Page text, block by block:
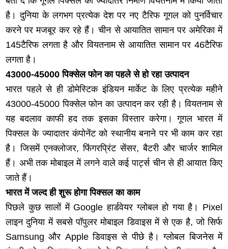
है। दुनिया के लगभग प्रत्येक देश पर नए टैरिफ गूगल को पुनर्विचार
करने पर मजबूर कर रहे हैं। चीन से आयातित सामान पर अमेरिका में
145टैरिफ लगता है और वियतनाम से आयातित सामान पर 46टैरिफ
लगता है।
43000-45000 पिक्सेल फोन का पहले से हो रहा उत्पादन
भारत पहले से ही डोमेस्टिक इंडियन मार्केट के लिए प्रत्येक महीने
43000-45000 पिक्सेल फोन का उत्पादन कर रही है। वियतनाम से
यह बदलाव काफी हद तक इसका विस्तार करेगा। गूगल भारत में
पिक्सल के ज्यादातर कंपोनेंट को स्थानीय बनाने पर भी काम कर रहा
है। जिसमें एनक्लोजर, फिंगरप्रिंट सेंसर, बैटरी और चार्जर शामिल
हैं। अभी तक मोबाइल में लगने वाले कई पार्ट्स चीन से ही आयात किए
जाते हैं।
भारत में जल्द ही शुरू होगा पिक्सल का काम
पिछले कुछ सालों में Google हार्डवेयर ग्लोबल हो गया है। Pixel
लाइन दुनिया में सबसे पॉपुलर मोबाइल डिवाइस में से एक है, जो सिर्फ
Samsung और Apple डिवाइस से पीछे है। ग्लोबल बिजनेस में